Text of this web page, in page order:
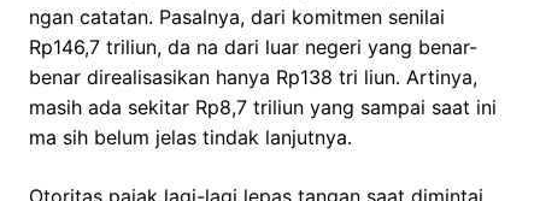
ngan catatan. Pasalnya, dari komitmen senilai
Rp146,7 triliun, da na dari luar negeri yang benar-
benar direalisasikan hanya Rp138 tri liun. Artinya,
masih ada sekitar Rp8,7 triliun yang sampai saat ini
ma sih belum jelas tindak lanjutnya.
Otoritas pajak lagi-lagi lepas tangan saat dimintai